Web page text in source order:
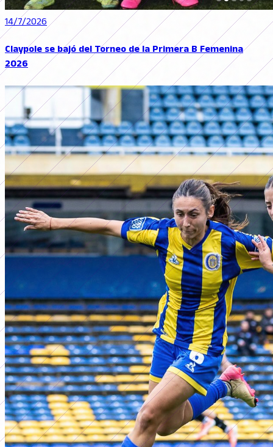
14/7/2026
Claypole se bajó del Torneo de la Primera B Femenina
2026